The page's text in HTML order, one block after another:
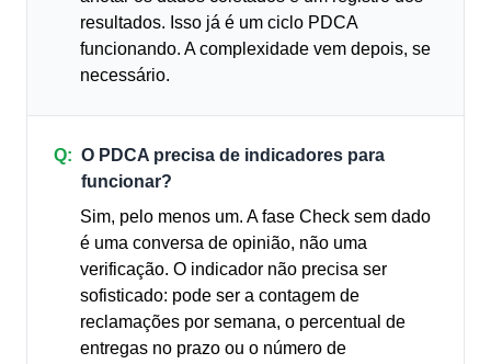
resultados. Isso já é um ciclo PDCA
funcionando. A complexidade vem depois, se
necessário.
Q: O PDCA precisa de indicadores para
funcionar?
Sim, pelo menos um. A fase Check sem dado
é uma conversa de opinião, não uma
verificação. O indicador não precisa ser
sofisticado: pode ser a contagem de
reclamações por semana, o percentual de
entregas no prazo ou o número de